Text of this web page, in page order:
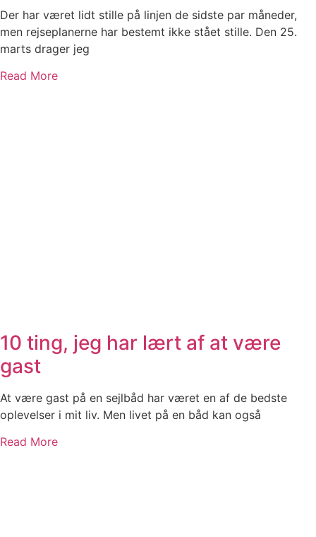
Der har været lidt stille på linjen de sidste par måneder,
men rejseplanerne har bestemt ikke stået stille. Den 25.
marts drager jeg
Read More
10 ting, jeg har lært af at være
gast
At være gast på en sejlbåd har været en af de bedste
oplevelser i mit liv. Men livet på en båd kan også
Read More